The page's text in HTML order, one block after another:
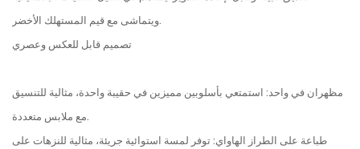
تصميم قابل للعكس وعصري
مظهران في واحد: استمتعي بأسلوبين مميزين في حقيبة واحدة، مثالية للتنسيق
طباعة على الطراز الهاواي: توفر لمسة استوائية جريئة، مثالية للنزهات على